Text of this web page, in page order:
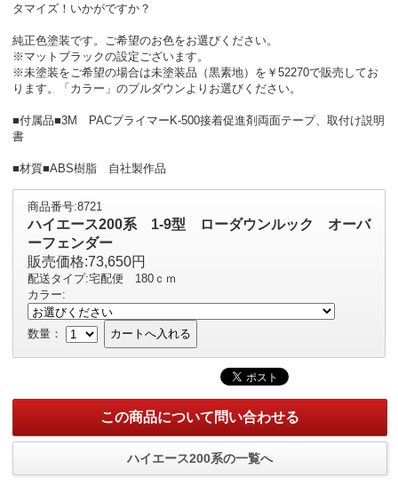
タマイズ！いかがですか？
純正色塗装です。ご希望のお色をお選びください。
※マットブラックの設定ございます。
※未塗装をご希望の場合は未塗装品（黒素地）を￥52270で販売してお
ります。「カラー」のプルダウンよりお選びください。
■付属品■3M PACプライマーK-500接着促進剤両面テープ、取付け説明
書
■材質■ABS樹脂 自社製作品
商品番号:8721
ハイエース200系 1-9型 ローダウンルック オーバ
ーフェンダー
販売価格:73,650円
配送タイプ:宅配便 180ｃｍ
カラー:
数量： カートへ入れる
この商品について問い合わせる
ハイエース200系の一覧へ